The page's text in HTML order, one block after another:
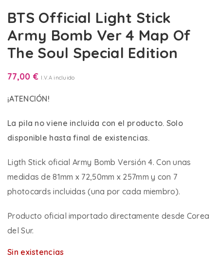
BTS Official Light Stick
Army Bomb Ver 4 Map Of
The Soul Special Edition
77,00 € I.V.A incluido
¡ATENCIÓN!
La pila no viene incluida con el producto. Solo
disponible hasta final de existencias.
Ligth Stick oficial Army Bomb Versión 4. Con unas
medidas de 81mm x 72,50mm x 257mm y con 7
photocards incluidas (una por cada miembro).
Producto oficial importado directamente desde Corea
del Sur.
Sin existencias